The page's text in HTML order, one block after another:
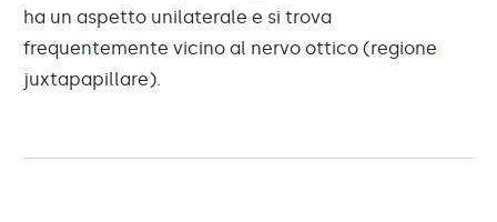
ha un aspetto unilaterale e si trova
frequentemente vicino al nervo ottico (regione
juxtapapillare).